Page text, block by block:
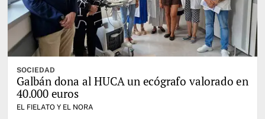
SOCIEDAD
Galbán dona al HUCA un ecógrafo valorado en
40.000 euros
EL FIELATO Y EL NORA